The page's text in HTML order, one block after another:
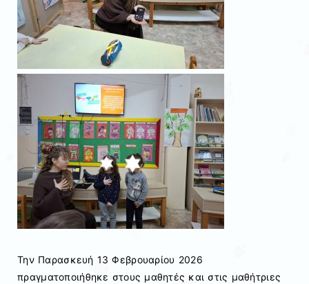
Την Παρασκευή 13 Φεβρουαρίου 2026
πραγματοποιήθηκε στους μαθητές και στις μαθήτριες